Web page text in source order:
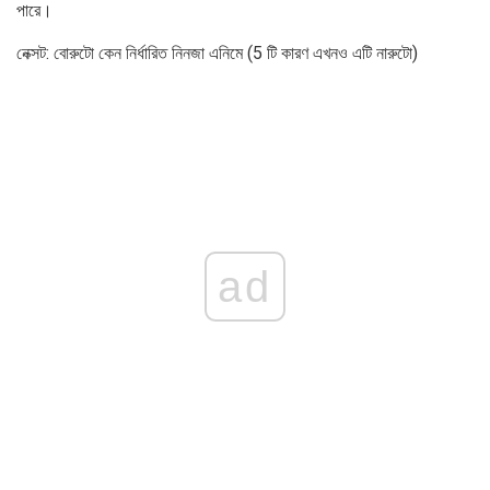
পারে।
নেক্সট: বোরুটো কেন নির্ধারিত নিনজা এনিমে (5 টি কারণ এখনও এটি নারুটো)
ad